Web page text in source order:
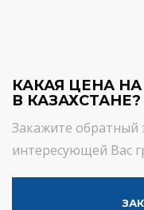
КАКАЯ ЦЕНА
В КАЗАХСТАНЕ?
Закажите обратный
интересующей Вас